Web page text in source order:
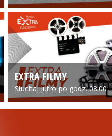
EXTRA FILMY
Słuchaj jutro po godz. 08:00